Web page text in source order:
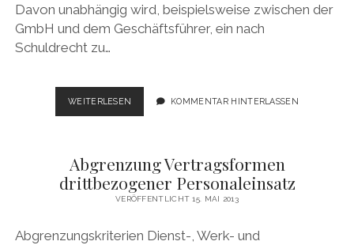
Davon unabhängig wird, beispielsweise zwischen der
GmbH und dem Geschäftsführer, ein nach
Schuldrecht zu…
WEITERLESEN
GESCHÄFTSFÜHRER-
KOMMENTAR HINTERLASSEN
Abgrenzung Vertragsformen
drittbezogener Personaleinsatz
VERÖFFENTLICHT 15. MAI 2013
Abgrenzungskriterien Dienst-, Werk- und